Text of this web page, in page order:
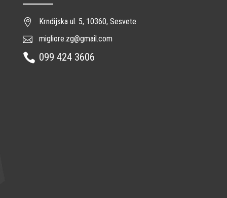

Krndijska ul. 5, 10360, Sesvete

migliore.zg@gmail.com
 099 424 3606